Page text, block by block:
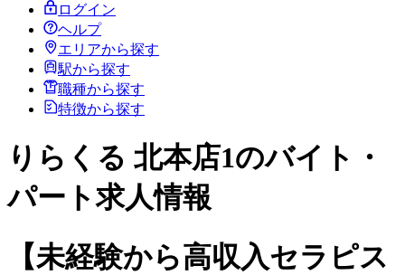
ログイン
ヘルプ
エリアから探す
駅から探す
職種から探す
特徴から探す
りらくる 北本店1のバイト・
パート求人情報
【未経験から高収入セラピス